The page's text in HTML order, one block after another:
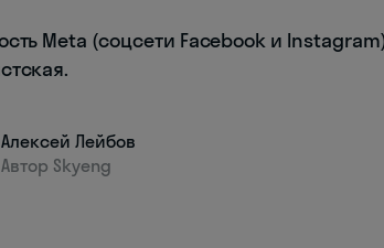
Meta (соцсети Facebook и
Алексей Лейбов
Автор Skyeng